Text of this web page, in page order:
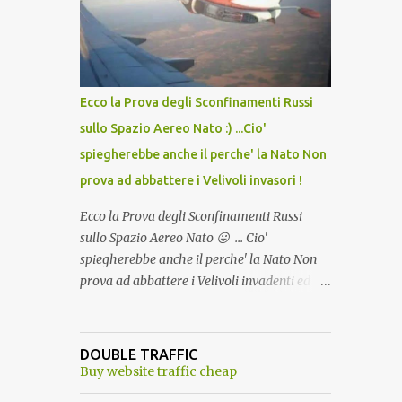
lo scopo della temperatura? Qualcuno a suo
tempo ribattezzo' il Vaccino come: l' Amaro
del Capo, era "spettacolare Ghiacciato, ma
andava bene anche, a Temperatura
Ambiente"! Riproponiamo l'articolo per NON
Ecco la Prova degli Sconfinamenti Russi
sullo Spazio Aereo Nato :) ...Cio'
spiegherebbe anche il perche' la Nato Non
prova ad abbattere i Velivoli invasori !
Ecco la Prova degli Sconfinamenti Russi
sullo Spazio Aereo Nato 😛 ... Cio'
spiegherebbe anche il perche' la Nato Non
prova ad abbattere i Velivoli invadenti ed
alcuna notizia di un'invasione dello spazio
aereo NATO da parte di un robot chiamato
DOUBLE TRAFFIC
Buy website traffic cheap